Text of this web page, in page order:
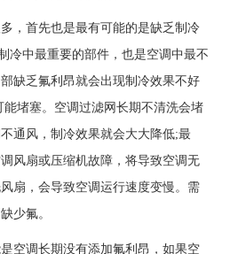
，首先也是最有可能的是缺乏制冷
冷中最重要的部件，也是空调中最不
缺乏氟利昂就会出现制冷效果不好
堵塞。空调过滤网长期不清洗会堵
通风，制冷效果就会大大降低;最
风扇或压缩机故障，将导致空调无
扇，会导致空调运行速度变慢。需
少氟。
空调长期没有添加氟利昂，如果空